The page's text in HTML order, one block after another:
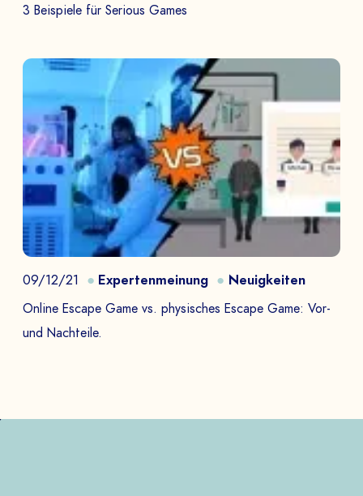
3 Beispiele für Serious Games
09/12/21 Expertenmeinung Neuigkeiten
Online Escape Game vs. physisches Escape Game: Vor-
und Nachteile.